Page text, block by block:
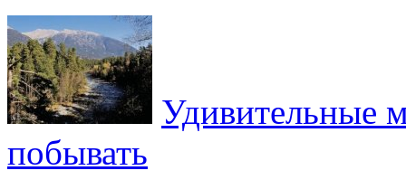
Удивительные
побывать